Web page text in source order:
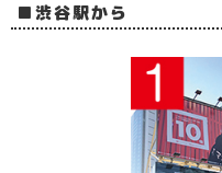
渋谷駅から